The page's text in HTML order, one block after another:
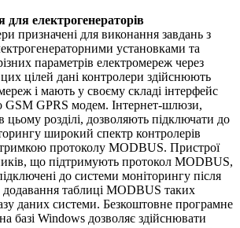
для електрогенераторів
призначені для виконання завдань з
установками та
параметрів електромереж через
цілей дані контролери здійснюють
і мають у своєму складі інтерфейс
GSM GPRS модем. Інтернет-шлюзи,
цьому розділі, дозволяють підключати до
широкий спектр контролерів
протоколу MODBUS. Пристрої
що підтримують протокол MODBUS,
до системи моніторингу після
додавання таблиці MODBUS таких
даних системи. Безкоштовне програмне
базі Windows дозволяє здійснювати